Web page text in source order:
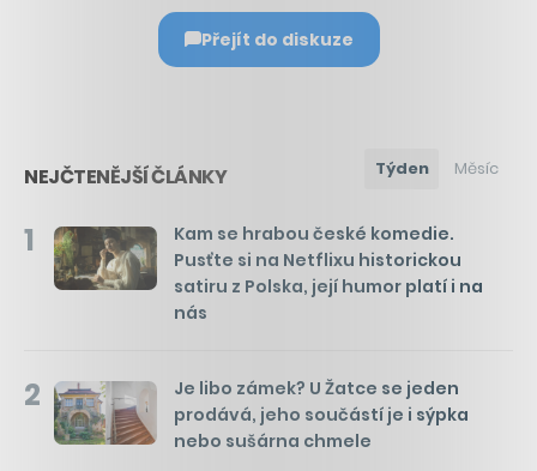
Přejít do diskuze
NEJČTENĚJŠÍ ČLÁNKY Týden Měsíc
1
Kam se hrabou české komedie.
Pusťte si na Netflixu historickou
satiru z Polska, její humor platí i na
nás
2
Je libo zámek? U Žatce se jeden
prodává, jeho součástí je i sýpka
nebo sušárna chmele